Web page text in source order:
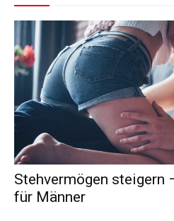
Stehvermögen steigern
für Männer